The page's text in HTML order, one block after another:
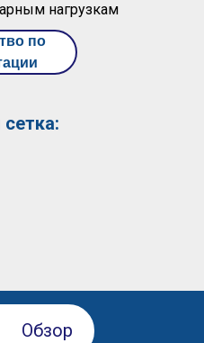
нагрузкам
по
Обзор